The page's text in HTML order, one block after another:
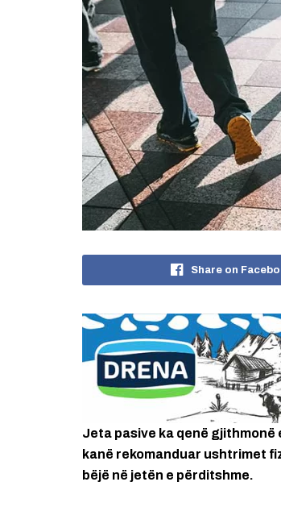
Share on
Jeta pasive ka qenë
kanë rekomanduar ushtrimet
bëjë në jetën e përditshme.